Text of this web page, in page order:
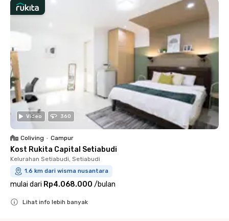
Video 360
Coliving • Campur
Kost Rukita Capital Setiabudi
Kelurahan Setiabudi, Setiabudi
1.6 km dari wisma nusantara
mulai dari Rp4.068.000 /bulan
Lihat info lebih banyak